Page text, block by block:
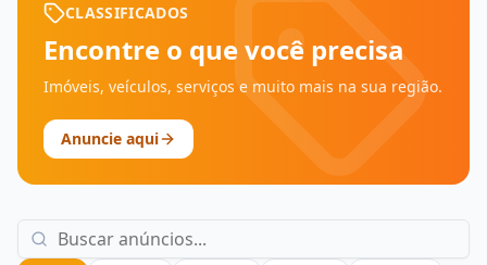
CLASSIFICADOS
Encontre o que você precisa
Imóveis, veículos, serviços e muito mais na sua região.
Anuncie aqui